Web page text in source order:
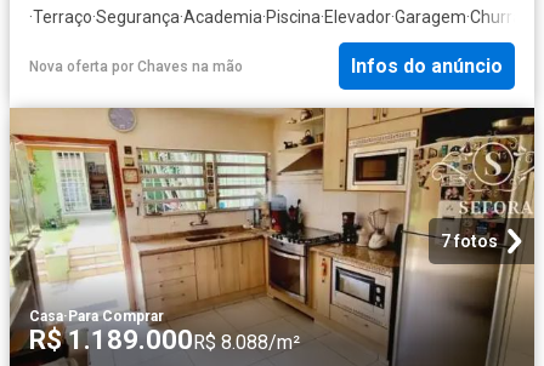
·Terraço·Segurança·Academia·Piscina·Elevador·Garagem·
Nova oferta por Chaves na mão Infos do anúncio
7 fotos
Casa·Para Comprar
R$ 1.189.000R$ 8.088/m²